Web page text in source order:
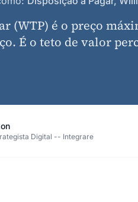
(WTP) é o preço
É o teto de valor
Digital -- Integrare